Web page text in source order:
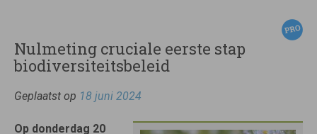
Nulmeting cruciale eerste stap
biodiversiteitsbeleid
Geplaatst op 18 juni 2024
Op donderdag 20